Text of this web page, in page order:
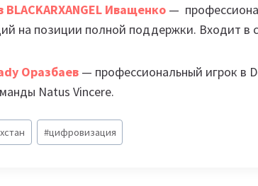
Иващенко —
на позиции полной поддержки. Входит в
Оразбаев — профессиональный игрок в
Natus Vincere.
#цифровизация